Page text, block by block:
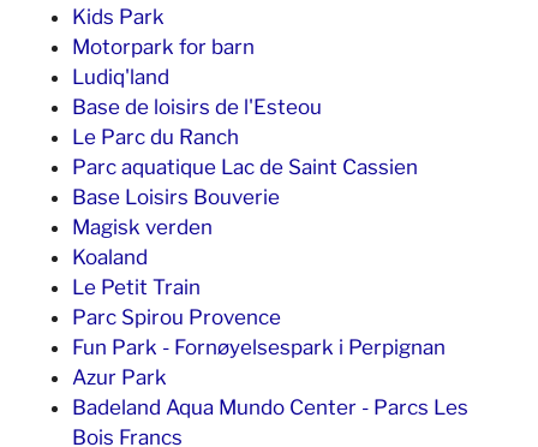
Kids Park
Motorpark for barn
Ludiq'land
Base de loisirs de l'Esteou
Le Parc du Ranch
Parc aquatique Lac de Saint Cassien
Base Loisirs Bouverie
Magisk verden
Koaland
Le Petit Train
Parc Spirou Provence
Fun Park - Fornøyelsespark i Perpignan
Azur Park
Badeland Aqua Mundo Center - Parcs Les
Bois Francs